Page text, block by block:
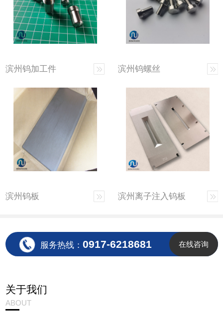
滨州钨加工件 滨州钨螺丝
滨州钨板 滨州离子注入钨板
服务热线： 0917-6218681 在线咨询
关于我们
ABOUT